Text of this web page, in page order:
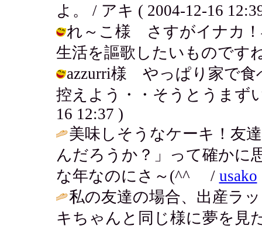
よ。 / アキ ( 2004-12-16
れ～こ様 さすがイナカ！
生活を謳歌したいものです
azzurri様 やっぱり家で食
控えよう・・そうとうまず
16 12:37 )
美味しそうなケーキ！友
んだろうか？」って確かに
な年なのにさ～(^^ゞ / usako
私の友達の場合、出産ラ
キちゃんと同じ様に夢を見